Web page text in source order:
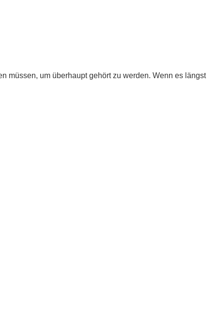
müssen, um überhaupt gehört zu werden. Wenn es längst